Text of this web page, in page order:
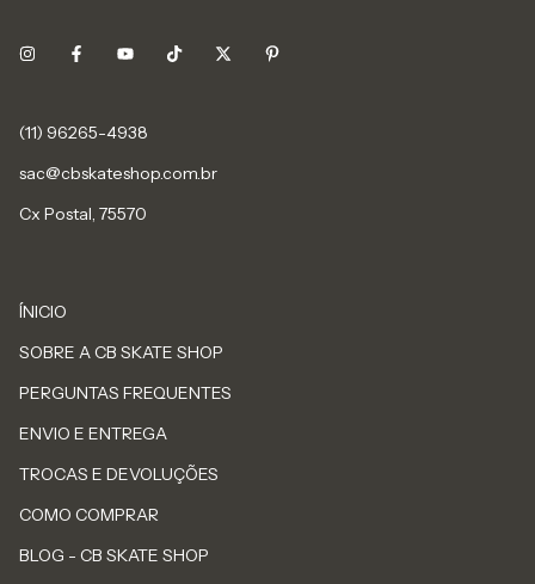
sac@cbskateshop.com.br
Cx Postal, 75570
ÍNICIO
SOBRE A CB SKATE SHOP
PERGUNTAS FREQUENTES
ENVIO E ENTREGA
TROCAS E DEVOLUÇÕES
COMO COMPRAR
BLOG - CB SKATE SHOP